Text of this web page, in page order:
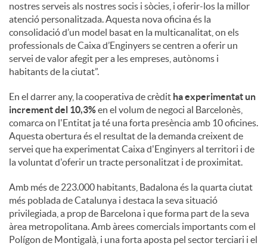
nostres serveis als nostres socis i sòcies, i oferir-los la millor
atenció personalitzada. Aquesta nova oficina és la
consolidació d’un model basat en la multicanalitat, on els
professionals de Caixa d’Enginyers se centren a oferir un
servei de valor afegit per a les empreses, autònoms i
habitants de la ciutat”.
En el darrer any, la cooperativa de crèdit ha experimentat un
increment del 10,3%en el volum de negoci al Barcelonès,
comarca on l'Entitat ja té una forta presència amb 10 oficines.
Aquesta obertura és el resultat de la demanda creixent de
servei que ha experimentat Caixa d'Enginyers al territori i de
la voluntat d'oferir un tracte personalitzat i de proximitat.
Amb més de 223.000 habitants, Badalona és la quarta ciutat
més poblada de Catalunya i destaca la seva situació
privilegiada, a prop de Barcelona i que forma part de la seva
àrea metropolitana. Amb àrees comercials importants com el
Polígon de Montigalà, i una forta aposta pel sector terciari i el